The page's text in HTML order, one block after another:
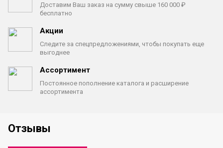
Доставим Ваш заказ на сумму свыше 160 000 ₽
бесплатно
Акции
Следите за спецпредложениями, чтобы покупать еще
выгоднее
Ассортимент
Постоянное пополнение каталога и расширение
ассортимента
Отзывы